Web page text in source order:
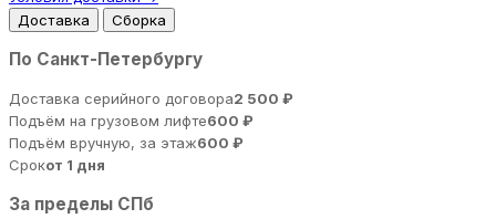
Доставка
Сборка
По Санкт-Петербургу
Доставка серийного договора2 500 ₽
Подъём на грузовом лифте600 ₽
Подъём вручную, за этаж600 ₽
Срокот 1 дня
За пределы СПб